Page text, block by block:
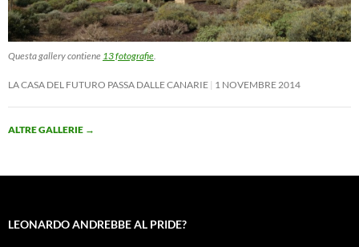
Questa gallery contiene 13 fotografie
LA CASA DEL FUTURO PASSA DALLE CANARIE 1 NOVEMBRE 2014
ALTRE GALLERIE →
LEONARDO ANDREBBE AL PRIDE?